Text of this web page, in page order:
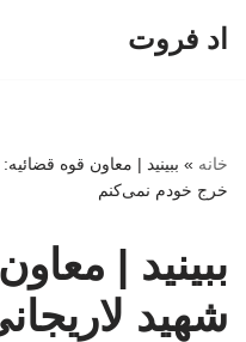
اد فروت
خانه » ببینید | معاون قوه
خرج خودم نمی‌کنم
ببینید |
شهید